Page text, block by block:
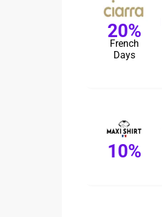
20%
French
Days
10%